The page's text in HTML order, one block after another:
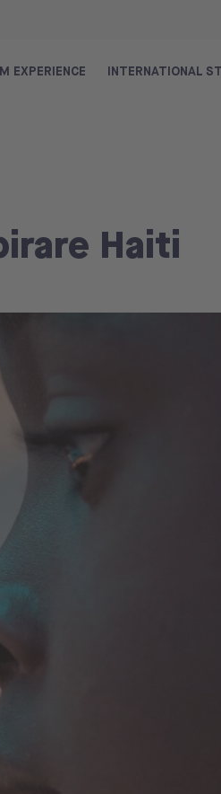
EXPERIENCE INTERNATIONAL
Haiti